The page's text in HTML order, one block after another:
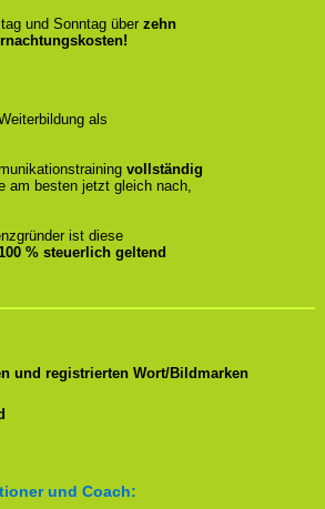
und Sonntag über zehn
als
vollständig
am besten jetzt gleich nach,
ist diese
% steuerlich geltend
und registrierten Wort/Bildmarken
und Coach: